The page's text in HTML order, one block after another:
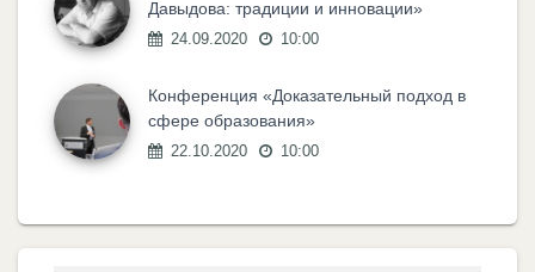
Давыдова: традиции и инновации»
24.09.2020 10:00
Конференция «Доказательный подход в
сфере образования»
22.10.2020 10:00